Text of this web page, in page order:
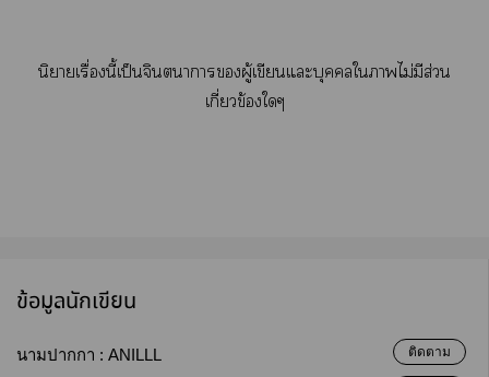
นิยายเรื่องนี้เป็นจินตนาการผู้เขียนแะบุคคลใาไม่มีส่วน
เกี่ยวข้องใๆ
ข้อมูลนักเขียน
นามปากกา : ANILLL ติดตาม